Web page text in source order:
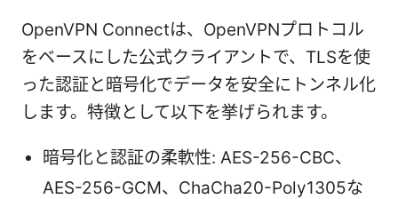
OpenVPN Connectは、OpenVPNプロトコル
をベースにした公式クライアントで、TLSを使
った認証と暗号化でデータを安全にトンネル化
します。特徴として以下を挙げられます。
暗号化と認証の柔軟性: AES-256-CBC、
AES-256-GCM、ChaCha20-Poly1305な